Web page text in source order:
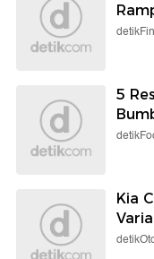
5
Kia